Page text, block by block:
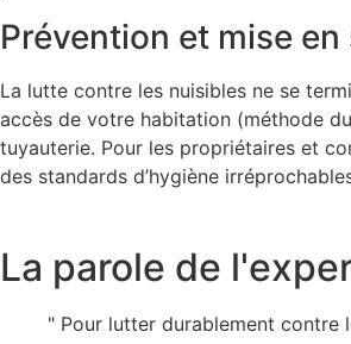
Prévention et mise
La lutte contre les nuisibles ne se
accès de votre habitation (méthode
tuyauterie. Pour les propriétaires et
des standards d’hygiène
La parole de
" Pour lutter durablement contre